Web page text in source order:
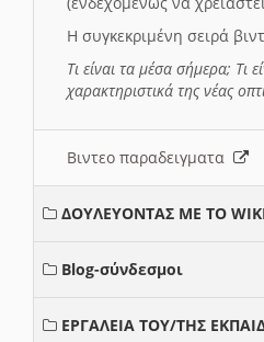
Η συγκεκριμένη σειρά
Τι είναι τα μέσα σήμερα; Τι
χαρακτηριστικά της νέας
Βιντεο παραδειγματα
ΔΟΥΛΕΥΟΝΤΑΣ ΜΕ ΤΟ
Blog-σύνδεσμοι
ΕΡΓΑΛΕΙΑ ΤΟΥ/ΤΗΣ